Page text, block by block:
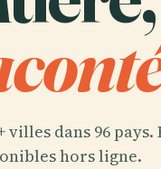
villes dans 96
hors ligne.